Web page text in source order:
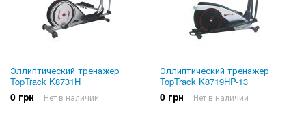
Эллиптический тренажер
TopTrack K8731H
0 грн Нет в наличии
Эллиптический тренажер
TopTrack K8719HP-13
0 грн Нет в наличии